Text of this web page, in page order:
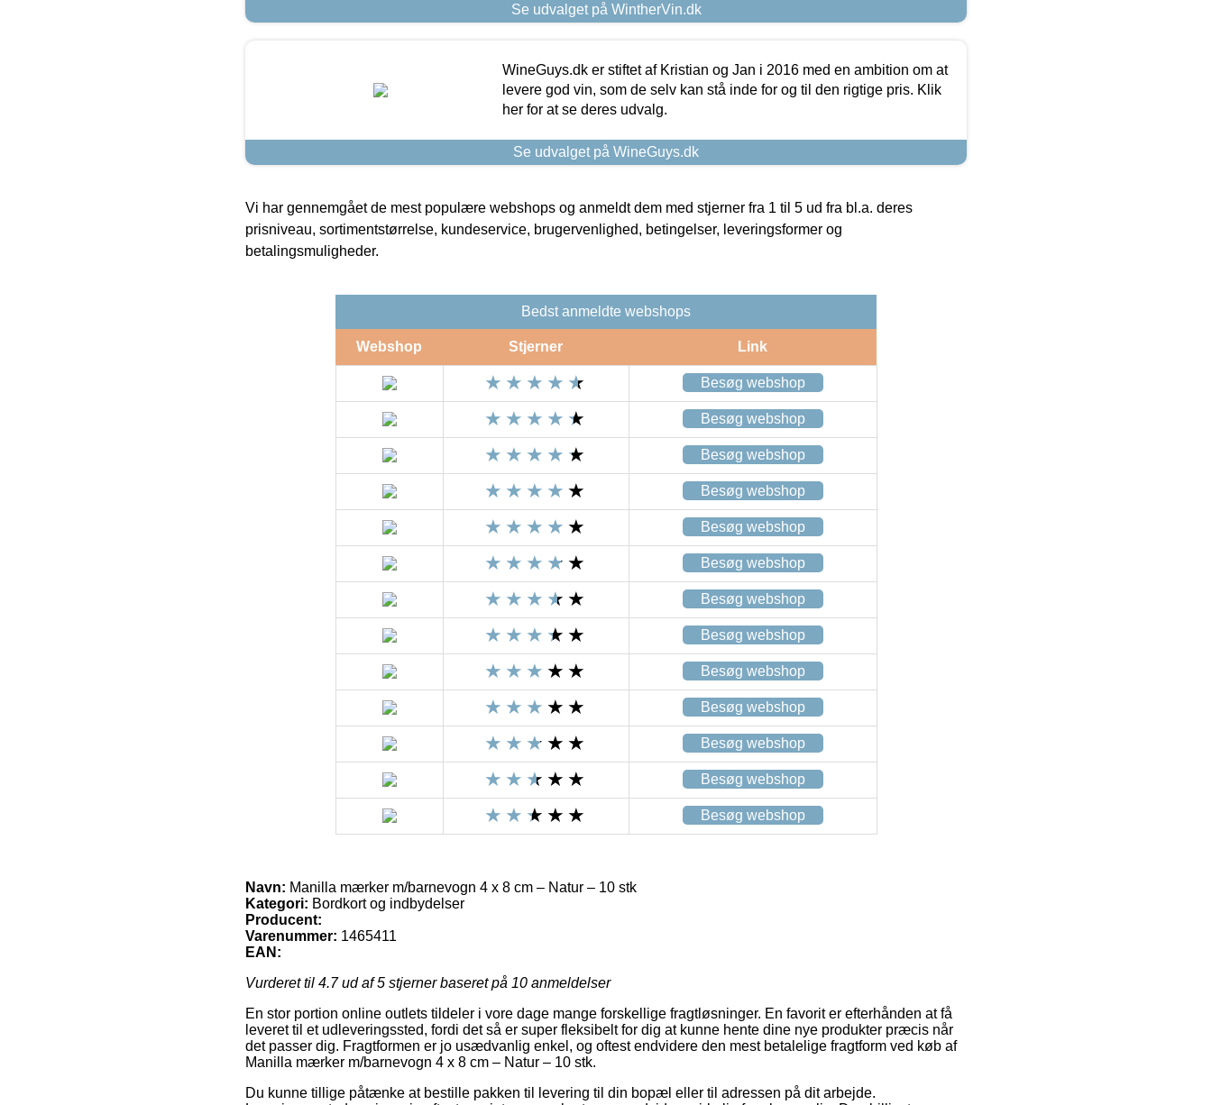
Se udvalget på WintherVin.dk
WineGuys.dk er stiftet af Kristian og Jan i 2016 med en ambition om at
levere god vin, som de selv kan stå inde for og til den rigtige pris. Klik
her for at se deres udvalg.
Se udvalget på WineGuys.dk
Vi har gennemgået de mest populære webshops og anmeldt dem med stjerner fra 1 til 5 ud fra bl.a. deres
prisniveau, sortimentstørrelse, kundeservice, brugervenlighed, betingelser, leveringsformer og
betalingsmuligheder.
Bedst anmeldte webshops
Webshop Stjerner Link
Besøg webshop
Besøg webshop
Besøg webshop
Besøg webshop
Besøg webshop
Besøg webshop
Besøg webshop
Besøg webshop
Besøg webshop
Besøg webshop
Besøg webshop
Besøg webshop
Besøg webshop
Navn: Manilla mærker m/barnevogn 4 x 8 cm – Natur – 10 stk
Kategori: Bordkort og indbydelser
Producent:
Varenummer: 1465411
EAN:
Vurderet til 4.7ud af 5 stjerner baseret på 10 anmeldelser
En stor portion online outlets tildeler i vore dage mange forskellige fragtløsninger. En favorit er efterhånden at få
leveret til et udleveringssted, fordi det så er super fleksibelt for dig at kunne hente dine nye produkter præcis når
det passer dig. Fragtformen er jo usædvanlig enkel, og oftest endvidere den mest betalelige fragtform ved køb af
Manilla mærker m/barnevogn 4 x 8 cm – Natur – 10 stk.
Du kunne tillige påtænke at bestille pakken til levering til din bopæl eller til adressen på dit arbejde.